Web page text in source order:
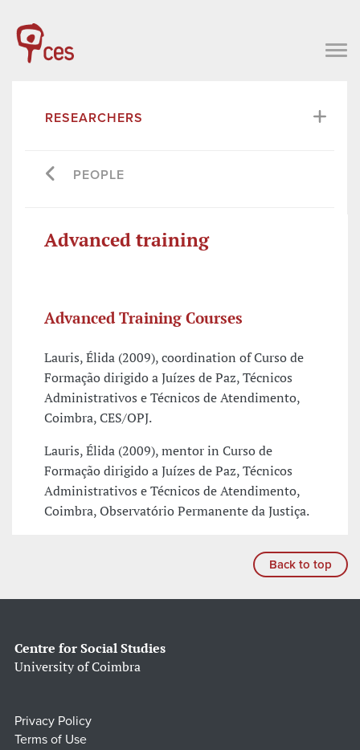
RESEARCHERS
PEOPLE
Advanced training
Advanced Training Courses
Lauris, Élida (2009), coordination of Curso de
Formação dirigido a Juízes de Paz, Técnicos
Administrativos e Técnicos de Atendimento,
Coimbra, CES/OPJ.
Lauris, Élida (2009), mentor in Curso de
Formação dirigido a Juízes de Paz, Técnicos
Administrativos e Técnicos de Atendimento,
Coimbra, Observatório Permanente da Justiça.
Back to top
Centre for Social Studies
University of Coimbra
Privacy Policy
Terms of Use